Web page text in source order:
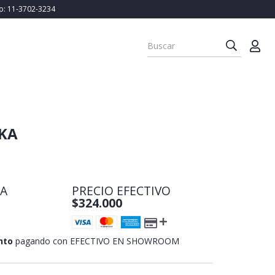
11-3702-3234
PRECIO EFECTIVO
$324.000
pagando con EFECTIVO EN SHOWROOM